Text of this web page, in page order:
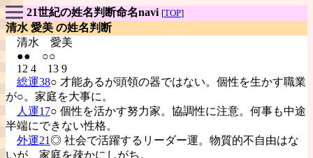
21世紀の姓名判断命名navi [TOP]
清水 愛美 の姓名判断
清水 愛美
●● ○○
12 4 13 9
総運38○ 才能あるが頭領の器ではない。個性を生かす職業
が○。家庭を大事に。
人運17○ 個性を活かす努力家。協調性に注意。何事も中途
半端にできない性格。
外運21◎ 社会で活躍するリーダー運。物質的不自由はな
いが、家庭を疎かにしがち。